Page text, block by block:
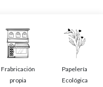
Frabricación
propia
Papelería
Ecológica